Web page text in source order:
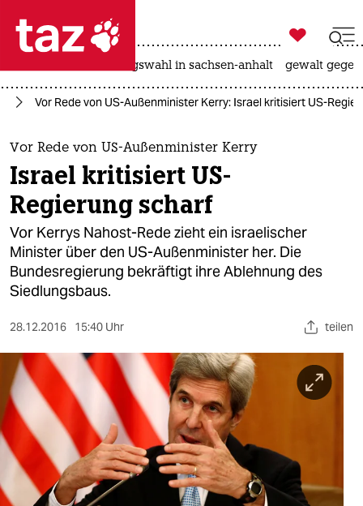
 taz zahl ich
taz zahl ich
themen
politik
öko
gesellschaft
kultur
sport
berlin
nord
wahrheit
verlag

taz zahl ich
landtagswahl in sachsen-anhalt gewalt
Vor Rede von US-Außenminister Kerry: Israel kritisiert US-
Vor Rede von US-Außenminister Kerry
Israel kritisiert US-
Regierung scharf
Vor Kerrys Nahost-Rede zieht ein israelischer
Minister über den US-Außenminister her. Die
Bundesregierung bekräftigt ihre Ablehnung des
Siedlungsbaus.
28.12.2016 15:40 Uhr teilen